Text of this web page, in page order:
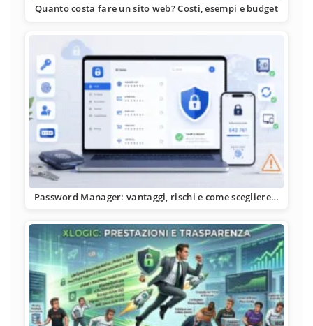
Quanto costa fare un sito web? Costi, esempi e budget
Password Manager: vantaggi, rischi e come scegliere…